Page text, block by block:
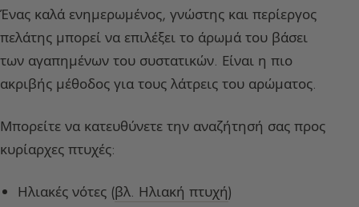
Ένας καλά ενημερωμένος, γνώστης και περίεργος
πελάτης μπορεί να επιλέξει το άρωμά του βάσει
των αγαπημένων του συστατικών. Είναι η πιο
ακριβής μέθοδος για τους λάτρεις του αρώματος.
Μπορείτε να κατευθύνετε την αναζήτησή σας προς
κυρίαρχες πτυχές:
Ηλιακές νότες (βλ. Ηλιακή πτυχή)